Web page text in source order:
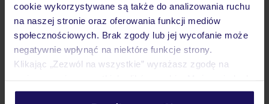
cookie wykorzystywane są także do analizowania ruchu
na naszej stronie oraz oferowania funkcji mediów
społecznościowych. Brak zgody lub jej wycofanie może
negatywnie wpłynąć na niektóre funkcje strony.
Klikając „Zezwól na wszystkie” wyrażasz zgodę na
personalizować swój wybór wchodząc w zakładkę
Pokoje
Wyżywienie